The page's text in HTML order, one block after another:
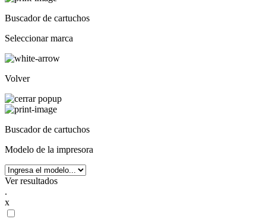
Buscador de cartuchos
Seleccionar marca
Volver
Buscador de cartuchos
Modelo de la impresora
Ver resultados
.
x